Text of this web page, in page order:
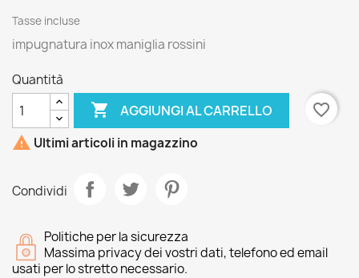
Tasse incluse
impugnatura inox maniglia rossini
Quantità
 AGGIUNGI AL CARRELLO
favorite_border
 Ultimi articoli in magazzino
Condividi
Politiche per la sicurezza
Massima privacy dei vostri dati, telefono ed email
usati per lo stretto necessario.